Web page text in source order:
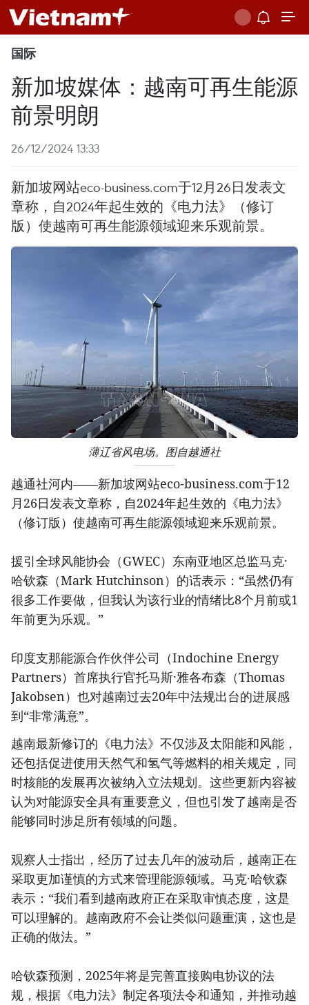
国际
新加坡媒体：越南可再生能源
前景明朗
26/12/2024 13:33
新加坡网站eco-business.com于12月26日发表文
章称，自2024年起生效的《电力法》（修订
版）使越南可再生能源领域迎来乐观前景。
薄辽省风电场。图自越通社
越通社河内——新加坡网站eco-business.com于12
月26日发表文章称，自2024年起生效的《电力法》
（修订版）使越南可再生能源领域迎来乐观前景。
援引全球风能协会（GWEC）东南亚地区总监马克·
哈钦森（Mark Hutchinson）的话表示：“虽然仍有
很多工作要做，但我认为该行业的情绪比8个月前或1
年前更为乐观。”
印度支那能源合作伙伴公司（Indochine Energy
Partners）首席执行官托马斯·雅各布森（Thomas
Jakobsen）也对越南过去20年中法规出台的进展感
到“非常满意”。
越南最新修订的《电力法》不仅涉及太阳能和风能，
还包括促进使用天然气和氢气等燃料的相关规定，同
时核能的发展再次被纳入立法规划。这些更新内容被
认为对能源安全具有重要意义，但也引发了越南是否
能够同时涉足所有领域的问题。
观察人士指出，经历了过去几年的波动后，越南正在
采取更加谨慎的方式来管理能源领域。马克·哈钦森
表示：“我们看到越南政府正在采取审慎态度，这是
可以理解的。越南政府不会让类似问题重演，这也是
正确的做法。”
哈钦森预测，2025年将是完善直接购电协议的法
规，根据《电力法》制定各项法令和通知，并推动越